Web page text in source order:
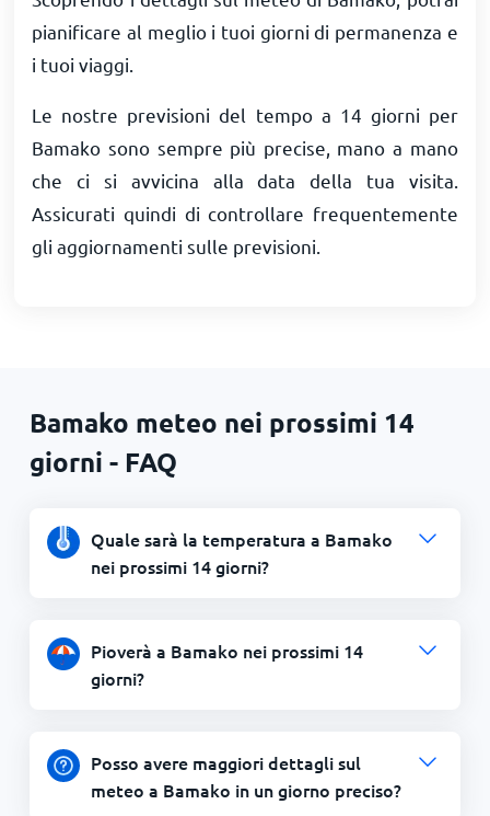
pianificare al meglio i tuoi giorni di permanenza e
i tuoi viaggi.
Le nostre previsioni del tempo a 14 giorni per
Bamako sono sempre più precise, mano a mano
che ci si avvicina alla data della tua visita.
Assicurati quindi di controllare frequentemente
gli aggiornamenti sulle previsioni.
Bamako meteo nei prossimi 14
giorni - FAQ
Quale sarà la temperatura a Bamako
nei prossimi 14 giorni?
Pioverà a Bamako nei prossimi 14
giorni?
Posso avere maggiori dettagli sul
meteo a Bamako in un giorno preciso?